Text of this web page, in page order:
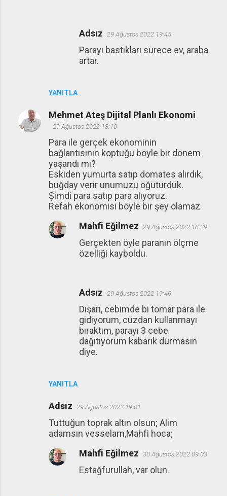
YANITLA
Adsız 29 Ağustos 2022 19:45
Parayı bastıkları sürece ev, araba
artar.
Mehmet Ateş Dijital Planlı Ekonomi
29 Ağustos 2022 18:10
Para ile gerçek ekonominin
bağlantısının koptuğu böyle bir dönem
yaşandı mı?
Eskiden yumurta satıp domates alırdık,
buğday verir unumuzu öğütürdük.
Şimdi para satıp para alıyoruz.
Refah ekonomisi böyle bir şey olamaz
YANITLA
Mahfi Eğilmez 29 Ağustos 2022 18:29
Gerçekten öyle paranın ölçme
özelliği kayboldu.
Adsız 29 Ağustos 2022 19:46
Dışarı, cebimde bi tomar para ile
gidiyorum, cüzdan kullanmayı
bıraktım, parayı 3 cebe
dağıtıyorum kabarık durmasın
diye.
Adsız 29 Ağustos 2022 19:01
Tuttuğun toprak altın olsun; Alim
adamsın vesselam,Mahfi hoca;
Mahfi Eğilmez 30 Ağustos 2022 09:03
Estağfurullah, var olun.